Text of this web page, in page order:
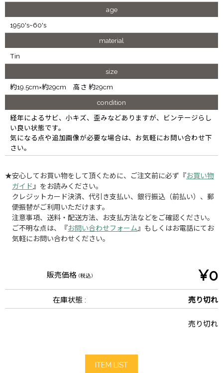
age
1950's~60's
material
Tin
size
約19.5cm×約29cm 高さ 約29cm
condition
経年によるサビ、小キズ、歪みなどありますが、ビンテージらし
い良い状態です。
気になる点や追加画像が必要な場合は、お気軽にお問い合わせ下
さい。
★安心してお買い物をして頂くために、ご注文前に必ず『お買い物
ガイド 』をお読みください。
クレジットカード決済、代引き支払い、銀行振込（前払い）、郵
便振替がご利用いただけます。
注意事項、送料・配送方法、お支払方法などをご確認ください。
ご不明な点は、『お問い合わせフォーム 』もしくはお電話にてお
気軽にお問い合わせください。
販売価格 (税込) ¥0
在庫状態 : 売り切れ
売り切れ
ITEM LIST